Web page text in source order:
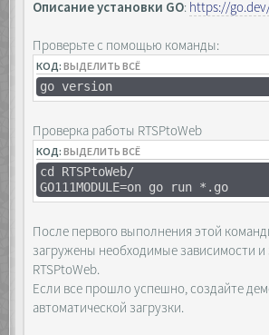
Описание установки GO: https://
Проверьте с помощью команды:
КОД:ВЫДЕЛИТЬ ВСЁ
go version
Проверка работы RTSPtoWeb
КОД:ВЫДЕЛИТЬ ВСЁ
cd RTSPtoWeb/
GO111MODULE=on go run *.go
После первого выполнения этой
загружены необходимые зависимости и
RTSPtoWeb.
Если все прошло успешно, создайте
автоматической загрузки.